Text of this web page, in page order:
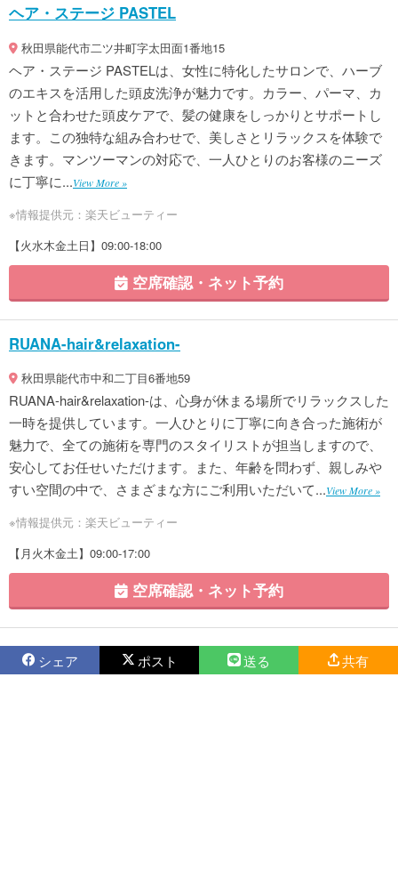
ヘア・ステージ PASTEL
秋田県能代市二ツ井町字太田面1番地15
ヘア・ステージ PASTELは、女性に特化したサロンで、ハーブ
のエキスを活用した頭皮洗浄が魅力です。カラー、パーマ、カ
ットと合わせた頭皮ケアで、髪の健康をしっかりとサポートし
ます。この独特な組み合わせで、美しさとリラックスを体験で
きます。マンツーマンの対応で、一人ひとりのお客様のニーズ
に丁寧に...View More »
※情報提供元：楽天ビューティー
【火水木金土日】09:00-18:00
空席確認・ネット予約
RUANA-hair&relaxation-
秋田県能代市中和二丁目6番地59
RUANA-hair&relaxation-は、心身が休まる場所でリラックスした
一時を提供しています。一人ひとりに丁寧に向き合った施術が
魅力で、全ての施術を専門のスタイリストが担当しますので、
安心してお任せいただけます。また、年齢を問わず、親しみや
すい空間の中で、さまざまな方にご利用いただいて...View More »
※情報提供元：楽天ビューティー
【月火木金土】09:00-17:00
空席確認・ネット予約
シェア ポスト 送る 共有